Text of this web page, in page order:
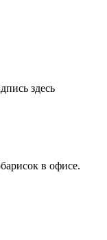
здесь
в офисе.